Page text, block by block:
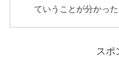
ていうことが分かった
スポ